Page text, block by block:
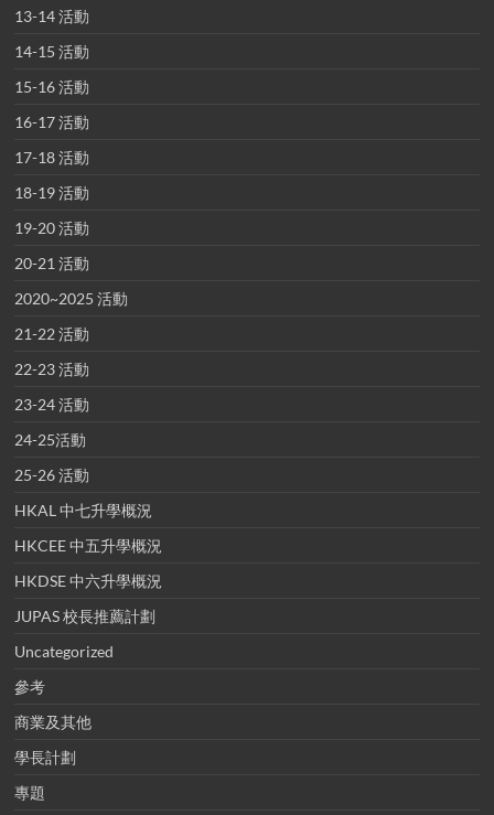
13-14 活動
14-15 活動
15-16 活動
16-17 活動
17-18 活動
18-19 活動
19-20 活動
20-21 活動
2020~2025 活動
21-22 活動
22-23 活動
23-24 活動
24-25活動
25-26 活動
HKAL 中七升學概況
HKCEE 中五升學概況
HKDSE 中六升學概況
JUPAS 校長推薦計劃
Uncategorized
參考
商業及其他
學長計劃
專題